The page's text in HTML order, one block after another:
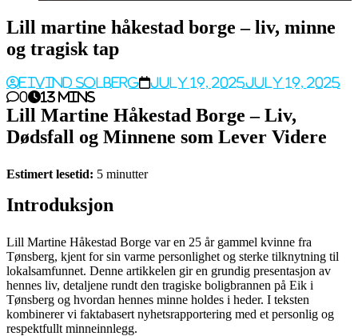
Lill martine håkestad borge – liv, minne
og tragisk tap
Eivind Solberg July 19, 2025July 19, 2025
0
13 mins
Lill Martine Håkestad Borge – Liv,
Dødsfall og Minnene som Lever Videre
Estimert lesetid: 5 minutter
Introduksjon
Lill Martine Håkestad Borge var en 25 år gammel kvinne fra
Tønsberg, kjent for sin varme personlighet og sterke tilknytning til
lokalsamfunnet. Denne artikkelen gir en grundig presentasjon av
hennes liv, detaljene rundt den tragiske boligbrannen på Eik i
Tønsberg og hvordan hennes minne holdes i heder. I teksten
kombinerer vi faktabasert nyhetsrapportering med et personlig og
respektfullt minneinnlegg.